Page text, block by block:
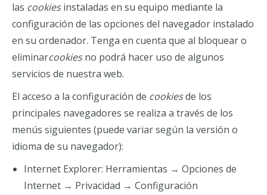
las cookiesinstaladas en su equipo mediante la
configuración de las opciones del navegador instalado
en su ordenador. Tenga en cuenta que al bloquear o
eliminarcookiesno podrá hacer uso de algunos
servicios de nuestra web.
El acceso a la configuración de cookiesde los
principales navegadores se realiza a través de los
menús siguientes (puede variar según la versión o
idioma de su navegador):
Internet Explorer: Herramientas → Opciones de
Internet → Privacidad → Configuración